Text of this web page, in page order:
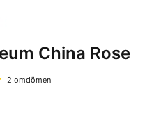
China Rose
2 omdömen